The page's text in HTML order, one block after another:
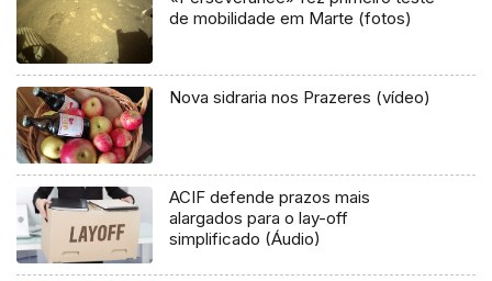
de mobilidade em Marte (fotos)
Nova sidraria nos Prazeres (vídeo)
ACIF defende prazos mais
alargados para o lay-off
simplificado (Áudio)